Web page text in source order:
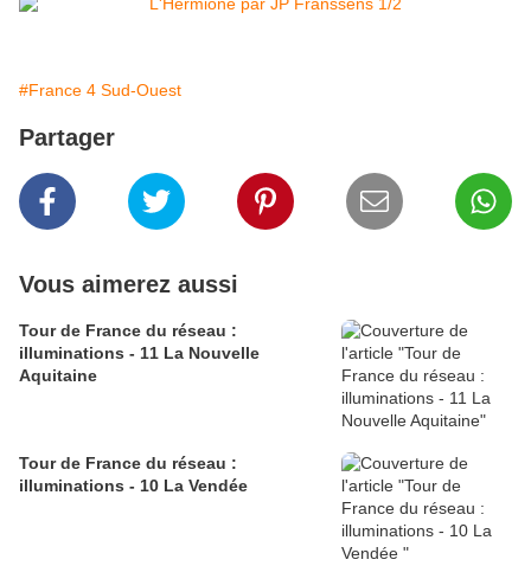
#France 4 Sud-Ouest
Partager
Vous aimerez aussi
Tour de France du réseau :
illuminations - 11 La Nouvelle
Aquitaine
Tour de France du réseau :
illuminations - 10 La Vendée